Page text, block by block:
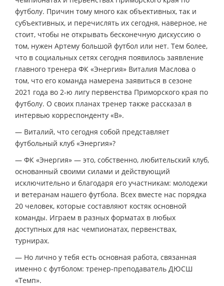
футболу. Причин тому много как объективных, так и
субъективных, и перечислять их сегодня, наверное, не
стоит, чтобы не открывать бесконечную дискуссию о
том, нужен Артему большой футбол или нет. Тем более,
что в социальных сетях сегодня появилось заявление
главного тренера ФК «Энергия» Виталия Маслова о
том, что его команда намерена заявиться в сезоне
2021 года во 2-ю лигу первенства Приморского края по
футболу. О своих планах тренер также рассказал в
интервью корреспонденту «В».
— Виталий, что сегодня собой представляет
футбольный клуб «Энергия»?
— ФК «Энергия» — это, собственно, любительский клуб,
основанный своими силами и действующий
исключительно и благодаря его участникам: молодежи
и ветеранам нашего футбола. Всех вместе нас порядка
20 человек, которые составляют костяк основной
команды. Играем в разных форматах в любых
доступных для нас чемпионатах, первенствах,
турнирах.
— Но лично у тебя есть основная работа, связанная
именно с футболом: тренер-преподаватель ДЮСШ
«Темп».